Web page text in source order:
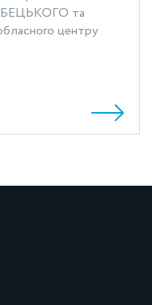
та
центру